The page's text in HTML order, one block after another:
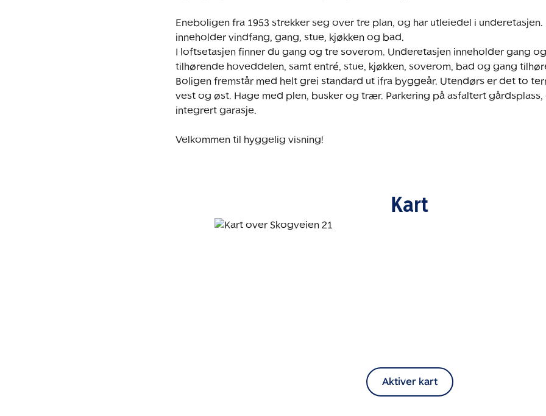
Eneboligen fra 1953 strekker seg over tre plan, og har utleiedel i
inneholder vindfang, gang, stue, kjøkken og bad.
I loftsetasjen finner du gang og tre soverom. Underetasjen inneholder gang
tilhørende hoveddelen, samt entré, stue, kjøkken, soverom, bad og gang
Boligen fremstår med helt grei standard ut ifra byggeår. Utendørs er det to
vest og øst. Hage med plen, busker og trær. Parkering på asfaltert
integrert garasje.
Velkommen til hyggelig visning!
Kart
Aktiver kart